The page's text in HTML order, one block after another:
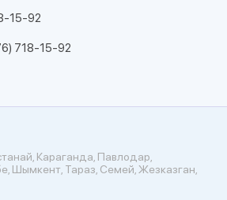
15-92
718-15-92
Караганда, Павлодар,
Шымкент, Тараз, Семей, Жезказган,